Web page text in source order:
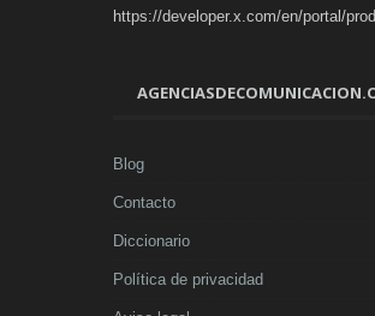
https://developer.x.com/en/portal/
Blog
Contacto
Diccionario
Política de privacidad